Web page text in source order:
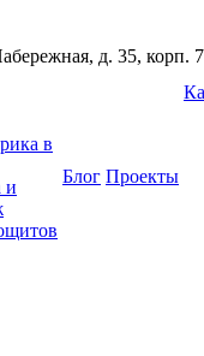
д. 35, корп. 7
в
и
Блог Проекты